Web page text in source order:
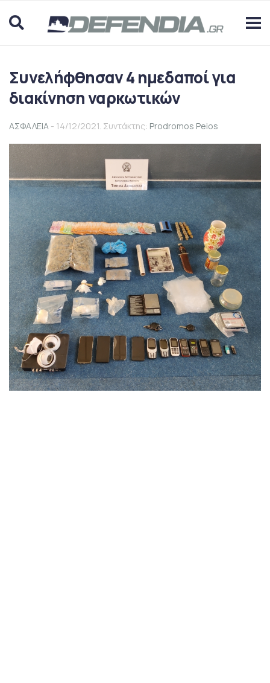
Συνελήφθησαν 4 ημεδαποί για
διακίνηση ναρκωτικών
ΑΣΦΑΛΕΙΑ - 14/12/2021. Συντάκτης: Prodromos Peios